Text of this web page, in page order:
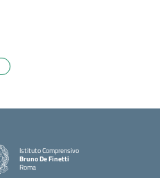
Istituto Comprensivo
Bruno De Finetti
Roma